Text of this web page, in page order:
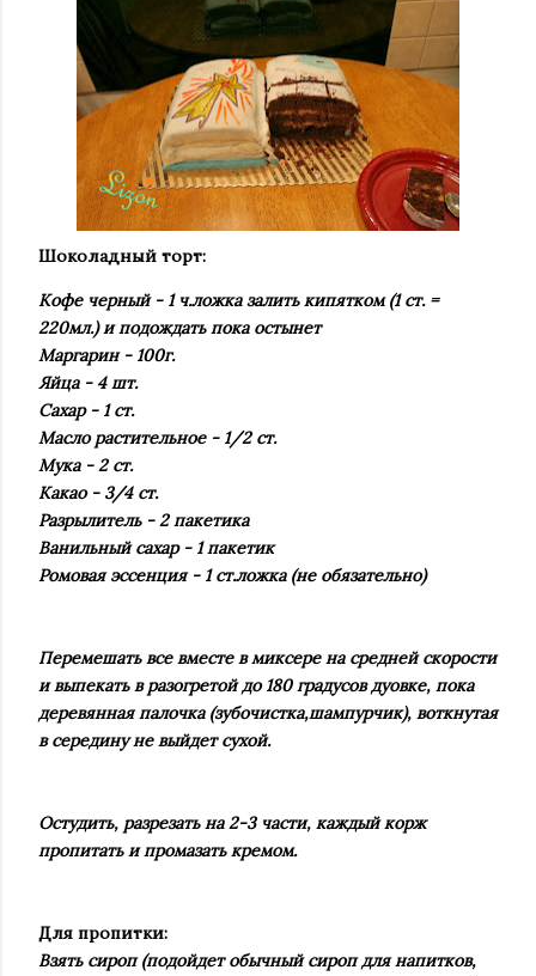
Шоколадный торт:
Кофе черный - 1 ч.ложка залить кипятком (1 ст. =
220мл.) и подождать пока остынет
Маргарин - 100г.
Яйца - 4 шт.
Сахар - 1 ст.
Масло растительное - 1/2 ст.
Мука - 2 ст.
Какао - 3/4 ст.
Разрылитель - 2 пакетика
Ванильный сахар - 1 пакетик
Ромовая эссенция - 1 ст.ложка (не обязательно)
Перемешать все вместе в миксере на средней скорости
и выпекать в разогретой до 180 градусов дуовке, пока
деревянная палочка (зубочистка,шампурчик), воткнутая
в середину не выйдет сухой.
Остудить, разрезать на 2-3 части, каждый корж
пропитать и промазать кремом.
Для пропитки:
Взять сироп (подойдет обычный сироп для напитков,